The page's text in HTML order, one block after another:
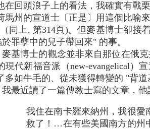
在回頭浪子上的看法，我確實有戰
馬州的宣道士〔正是〕用這個比喻
同上, 第314頁)。但麥基博士卻接
罪孽中的兒子帶回來" 的事。
麥基博士的觀念並非來自那位在俄
現代新福音派（new-evangelical）
多如牛毛的、從未獲得轉變的 "背
我最近讀了一篇傳教士寫的文章，他
我住在南卡羅來納州，我很愛
救了！…在有些美國南方的州